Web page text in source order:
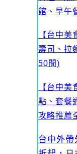
館、早午
【台中
壽司、拉
50間)
【台中
點、套餐
攻略推薦
台中外